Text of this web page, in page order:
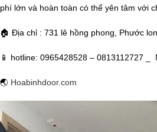
phí lớn và hoàn toàn có thể yên tâm với
🏠 Địa chỉ : 731 lê hồng phong, Phước
📱 hotline: 0965428528 – 0813112727 _
🌏 Hoabinhdoor.com